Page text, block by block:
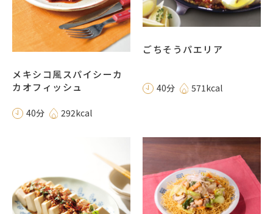
メキシコ風スパイシーカ
カオフィッシュ
40分 292kcal
ごちそうパエリア
40分 571kcal